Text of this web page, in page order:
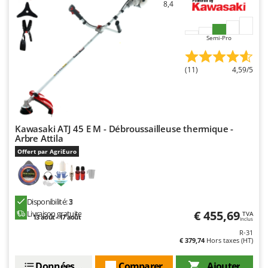
8,4
Semi-Pro
(11) 4,59/5
Kawasaki ATJ 45 E M - Débroussailleuse thermique -
Arbre Attila
Offert par AgriEuro
Disponibilité:3
Livraison gratuite
13 août - 17 août € 455,69 TVA
Inclus
R-31
€ 379,74Hors taxes (HT)